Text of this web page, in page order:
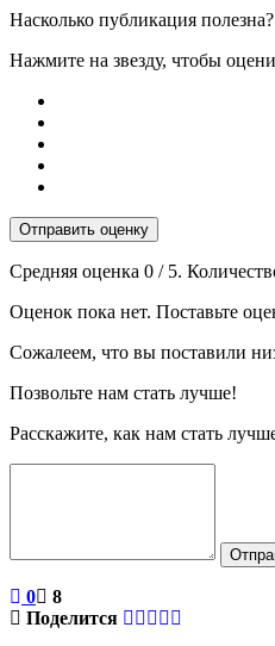
Насколько публикация полезна?
Нажмите на звезду, чтобы
Отправить оценку
Средняя оценка 0 / 5.
Оценок пока нет. Поставьте
Сожалеем, что вы поставили
Позвольте нам стать лучше!
Расскажите, как нам стать
0
8
Поделится